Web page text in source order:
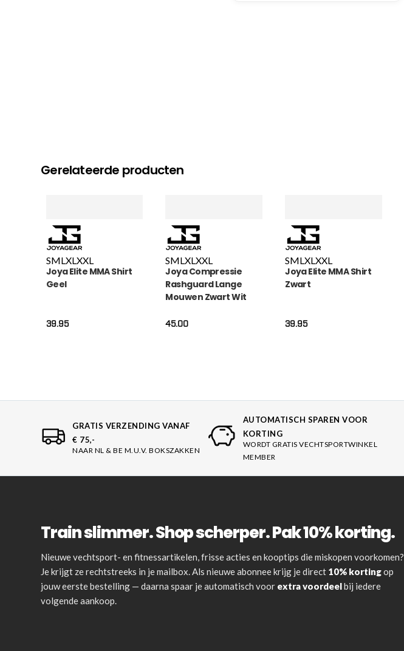
Gerelateerde producten
SMLXLXXL
Joya Elite MMA Shirt
Geel
39.95
SMLXLXXL
Joya Compressie
Rashguard Lange
Mouwen Zwart Wit
45.00
SMLXLXXL
Joya Elite MMA Shirt
Zwart
39.95
GRATIS VERZENDING VANAF
€ 75,-
NAAR NL & BE M.U.V. BOKSZAKKEN
AUTOMATISCH SPAREN VOOR
KORTING
WORDT GRATIS VECHTSPORTWINKEL
MEMBER
Train slimmer. Shop scherper. Pak 10% korting.
Nieuwe vechtsport- en fitnessartikelen, frisse acties en kooptips die miskopen voorkomen?
Je krijgt ze rechtstreeks in je mailbox. Als nieuwe abonnee krijg je direct 10% kortingop
jouw eerste bestelling — daarna spaar je automatisch voor extra voordeelbij iedere
volgende aankoop.